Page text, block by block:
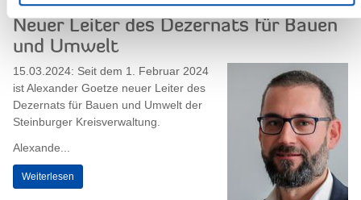
Neuer Leiter des Dezernats für Bauen
und Umwelt
15.03.2024: Seit dem 1. Februar 2024
ist Alexander Goetze neuer Leiter des
Dezernats für Bauen und Umwelt der
Steinburger Kreisverwaltung.
Alexande...
Weiterlesen